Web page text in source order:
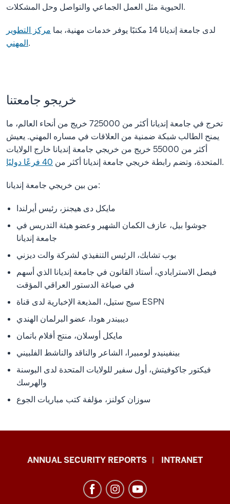
الحيوية مثل العمل الجماعي والتواصل وحل المشكلات.
لدى جامعة إنديانا 14 مكتبًا يوفر خدمات مهنية، بما
مركز التطوير
المهني.
خريجو جامعتنا
تخرج في جامعة إنديانا أكثر من 725000 خريج من أنحاء العالم، ما
يمنح الطالب شبكة ضمنية من العلاقات في مساره المهني. يعيش
أكثر من 55000 خريج من خريجي جامعة إنديانا خارج الولايات
المتحدة، وتضم رابطة خريجي جامعة إنديانا أكثر من 40 فرعًا دوليًا .
من بين خريجي جامعة إنديانا:
مايكل دى هيجنز، رئيس أيرلندا
جوشوا بيل، عازف الكمان الشهير وعضو هيئة التدريس في
جامعة إنديانا
بوب تشابك، الرئيس التنفيذي لشركة والت ديزني
فيصل الاسترابادي، أستاذ القانون في جامعة إنديانا الذي أسهم
في صياغة الدستور العراقي المؤقت
سيج ستيل، المذيعة الإخبارية لدى قناة ESPN
ديبيندر هودا، عضو البرلمان الهندي
مايكل أوسلان، منتج أفلام باتمان
بينفينيدو لومبيرا، الشاعر والناقد والناشط الفلبيني
فيكتور جاكوفيتش، أول سفير للولايات المتحدة لدى البوسنة
والهرسك
سوزان كولنز، مؤلفة كتب مباريات الجوع
Office
International
ANNUAL SECURITY REPORTS INTRANET